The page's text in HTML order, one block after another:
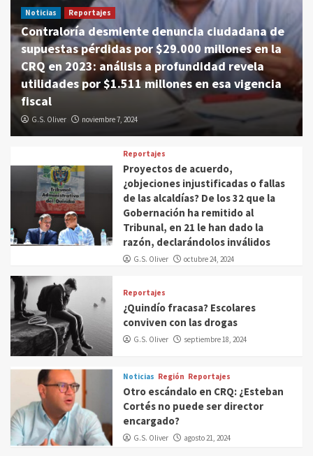
Noticias Reportajes
Contraloría desmiente denuncia ciudadana de
supuestas pérdidas por $29.000 millones en la
CRQ en 2023: análisis a profundidad revela
utilidades por $1.511 millones en esa vigencia
fiscal
G.S. Oliver noviembre 7, 2024
Reportajes
Proyectos de acuerdo,
¿objeciones injustificadas o fallas
de las alcaldías? De los 32 que la
Gobernación ha remitido al
Tribunal, en 21 le han dado la
razón, declarándolos inválidos
G.S. Oliver octubre 24, 2024
Reportajes
¿Quindío fracasa? Escolares
conviven con las drogas
G.S. Oliver septiembre 18, 2024
Noticias Región Reportajes
Otro escándalo en CRQ: ¿Esteban
Cortés no puede ser director
encargado?
G.S. Oliver agosto 21, 2024